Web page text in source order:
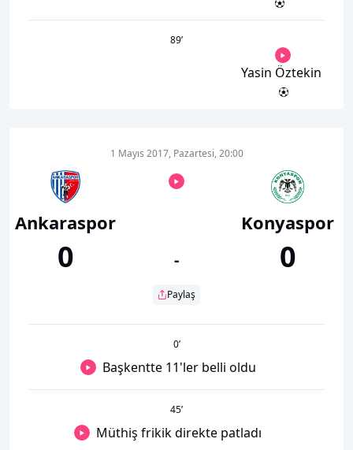
89’
Yasin Öztekin
Ankaraspor
0
1 Mayıs 2017, Pazartesi, 20:00
-
Paylaş
Konyaspor
0
0’
Başkentte 11'ler belli oldu
45’
Müthiş frikik direkte patladı